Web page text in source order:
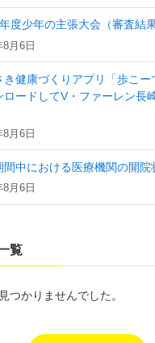
度少年の主張大会（審査結果
8月6日
き健康づくりアプリ「歩こー
ロードしてV・ファーレン長
月6日
間中における医療機関の開院
月6日
覧
つかりませんでした。